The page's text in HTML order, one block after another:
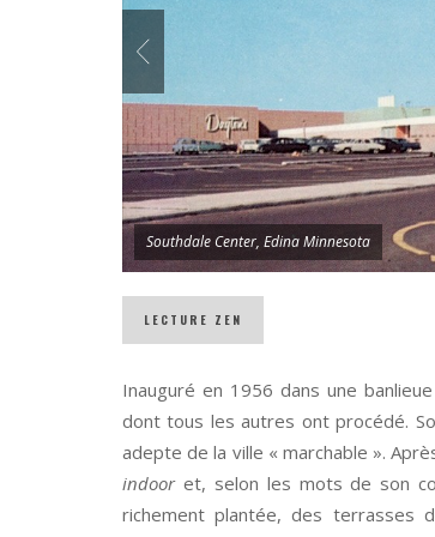
Southdale Center, Edina Minnesota
LECTURE ZEN
Inauguré en 1956 dans une
dont tous les autres ont procédé.
adepte de la ville « marchable ».
indooret, selon les mots de son
richement plantée, des terrasses